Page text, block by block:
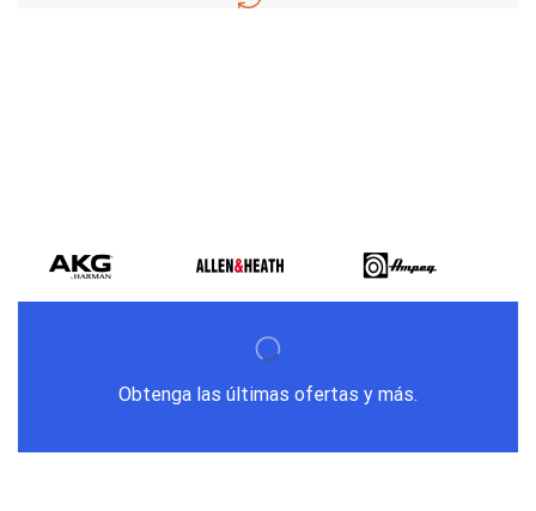
Obtenga las últimas ofertas y más.